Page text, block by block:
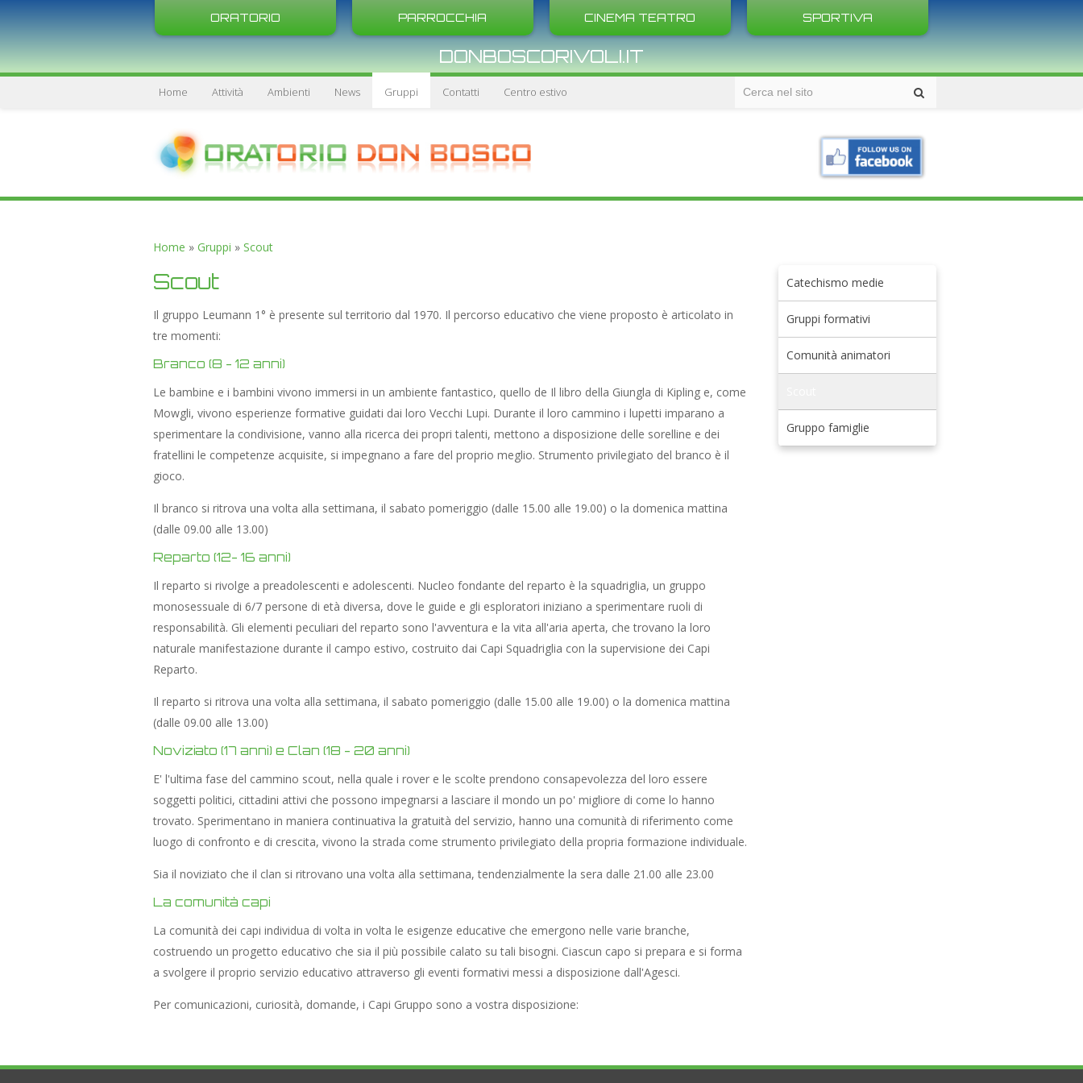
ORATORIO PARROCCHIA CINEMA TEATRO SPORTIVA
DONBOSCORIVOLI.IT
Home Attività Ambienti News Gruppi Contatti Centro estivo
Home » Gruppi » Scout
Scout
Il gruppo Leumann 1° è presente sul territorio dal 1970. Il percorso educativo che viene proposto è articolato in
tre momenti:
Branco (8 - 12 anni)
Le bambine e i bambini vivono immersi in un ambiente fantastico, quello de Il libro della Giungla di Kipling e, come
Mowgli, vivono esperienze formative guidati dai loro Vecchi Lupi. Durante il loro cammino i lupetti imparano a
sperimentare la condivisione, vanno alla ricerca dei propri talenti, mettono a disposizione delle sorelline e dei
fratellini le competenze acquisite, si impegnano a fare del proprio meglio. Strumento privilegiato del branco è il
gioco.
Il branco si ritrova una volta alla settimana, il sabato pomeriggio (dalle 15.00 alle 19.00) o la domenica mattina
(dalle 09.00 alle 13.00)
Reparto (12- 16 anni)
Il reparto si rivolge a preadolescenti e adolescenti. Nucleo fondante del reparto è la squadriglia, un gruppo
monosessuale di 6/7 persone di età diversa, dove le guide e gli esploratori iniziano a sperimentare ruoli di
responsabilità. Gli elementi peculiari del reparto sono l'avventura e la vita all'aria aperta, che trovano la loro
naturale manifestazione durante il campo estivo, costruito dai Capi Squadriglia con la supervisione dei Capi
Reparto.
Il reparto si ritrova una volta alla settimana, il sabato pomeriggio (dalle 15.00 alle 19.00) o la domenica mattina
(dalle 09.00 alle 13.00)
Noviziato (17 anni) e Clan (18 - 20 anni)
E' l'ultima fase del cammino scout, nella quale i rover e le scolte prendono consapevolezza del loro essere
soggetti politici, cittadini attivi che possono impegnarsi a lasciare il mondo un po' migliore di come lo hanno
trovato. Sperimentano in maniera continuativa la gratuità del servizio, hanno una comunità di riferimento come
luogo di confronto e di crescita, vivono la strada come strumento privilegiato della propria formazione individuale.
Sia il noviziato che il clan si ritrovano una volta alla settimana, tendenzialmente la sera dalle 21.00 alle 23.00
La comunità capi
La comunità dei capi individua di volta in volta le esigenze educative che emergono nelle varie branche,
costruendo un progetto educativo che sia il più possibile calato su tali bisogni. Ciascun capo si prepara e si forma
a svolgere il proprio servizio educativo attraverso gli eventi formativi messi a disposizione dall'Agesci.
Per comunicazioni, curiosità, domande, i Capi Gruppo sono a vostra disposizione:
Catechismo medie
Gruppi formativi
Comunità animatori
Gruppo famiglie